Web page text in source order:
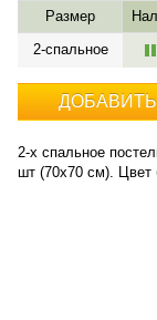
Размер
2-спальное
2-х спальное
шт (70х70 см). Цвет